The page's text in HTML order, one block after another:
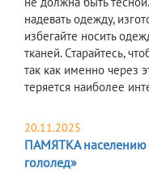
надевать одежду,
избегайте носить
тканей. Старайтесь,
так как именно через
теряется наиболее
20.11.2025
ПАМЯТКА населению
гололед»